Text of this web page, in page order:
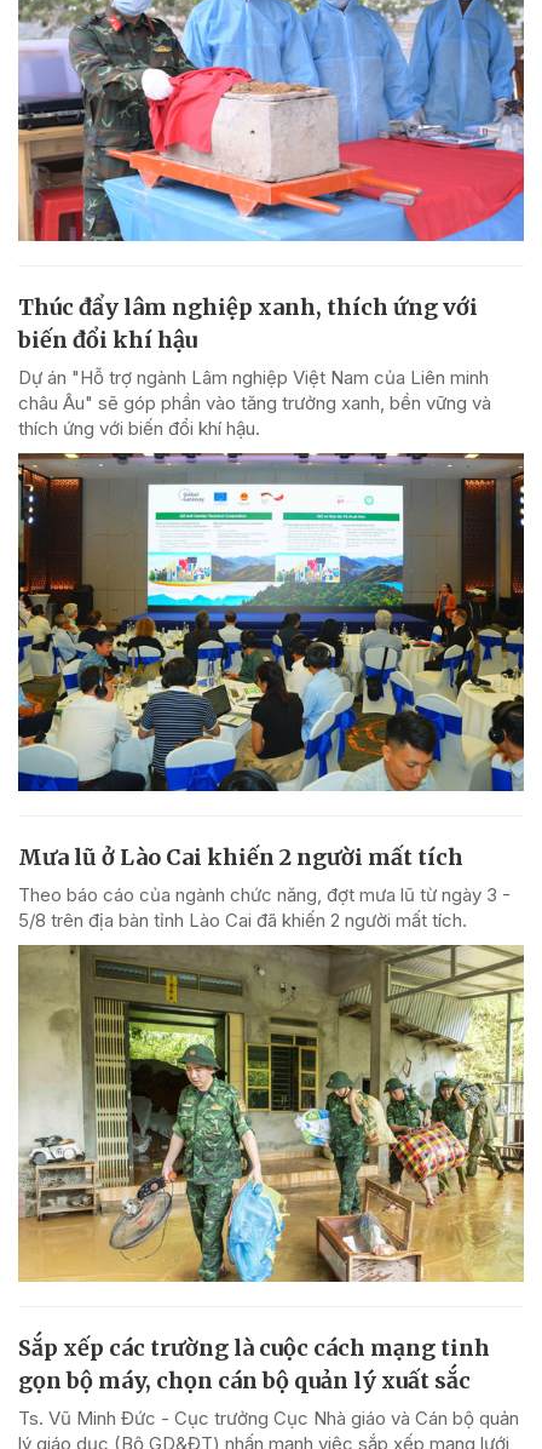
Thúc đẩy lâm nghiệp xanh, thích ứng với
biến đổi khí hậu
Dự án "Hỗ trợ ngành Lâm nghiệp Việt Nam của Liên minh
châu Âu" sẽ góp phần vào tăng trưởng xanh, bền vững và
thích ứng với biến đổi khí hậu.
Mưa lũ ở Lào Cai khiến 2 người mất tích
Theo báo cáo của ngành chức năng, đợt mưa lũ từ ngày 3 -
5/8 trên địa bàn tỉnh Lào Cai đã khiến 2 người mất tích.
Sắp xếp các trường là cuộc cách mạng tinh
gọn bộ máy, chọn cán bộ quản lý xuất sắc
Ts. Vũ Minh Đức - Cục trưởng Cục Nhà giáo và Cán bộ quản
lý giáo dục (Bộ GD&ĐT) nhấn mạnh việc sắp xếp mạng lưới